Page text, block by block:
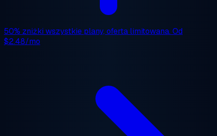
50% zniżki wszystkie plany, oferta limitowana. Od
$2.48/mo